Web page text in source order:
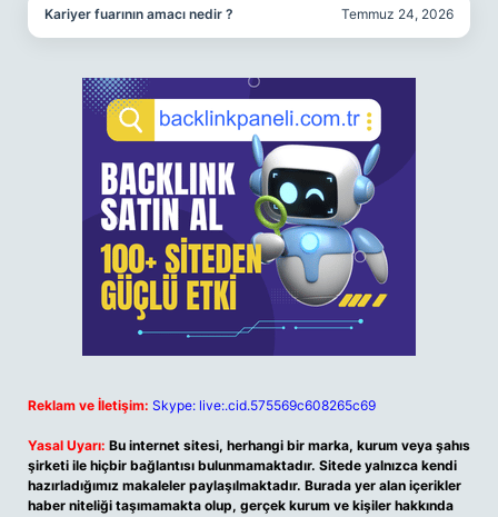
Kariyer fuarının amacı nedir ? Temmuz 24, 2026
Reklam ve İletişim: Skype: live:.cid.575569c608265c69
Yasal Uyarı: Bu internet sitesi, herhangi bir marka, kurum veya şahıs
şirketi ile hiçbir bağlantısı bulunmamaktadır. Sitede yalnızca kendi
hazırladığımız makaleler paylaşılmaktadır. Burada yer alan içerikler
haber niteliği taşımamakta olup, gerçek kurum ve kişiler hakkında